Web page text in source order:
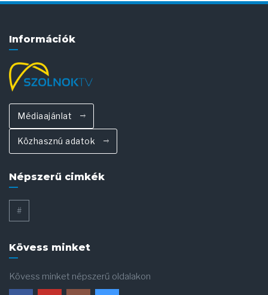
Információk
Médiaajánlat
Közhasznú adatok
Népszerű cimkék
#
Kövess minket
Kövess minket népszerű oldalakon